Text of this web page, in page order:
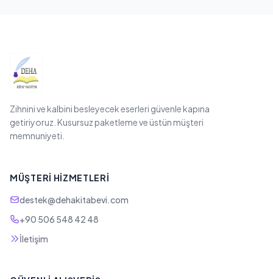
Zihnini ve kalbini besleyecek eserleri güvenle kapına
getiriyoruz. Kusursuz paketleme ve üstün müşteri
memnuniyeti.
MÜŞTERI HIZMETLERI
destek@dehakitabevi.com
+90 506 548 42 48
İletişim